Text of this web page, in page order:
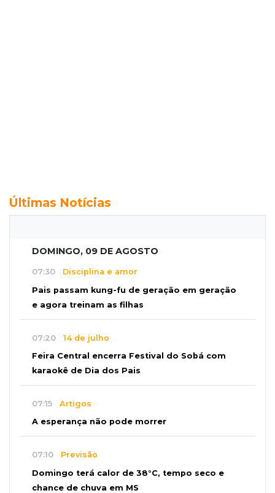
Últimas Notícias
DOMINGO, 09 DE AGOSTO
07:30 Disciplina e amor
Pais passam kung-fu de geração em geração
e agora treinam as filhas
07:20 14 de julho
Feira Central encerra Festival do Sobá com
karaokê de Dia dos Pais
07:15 Artigos
A esperança não pode morrer
07:10 Previsão
Domingo terá calor de 38°C, tempo seco e
chance de chuva em MS